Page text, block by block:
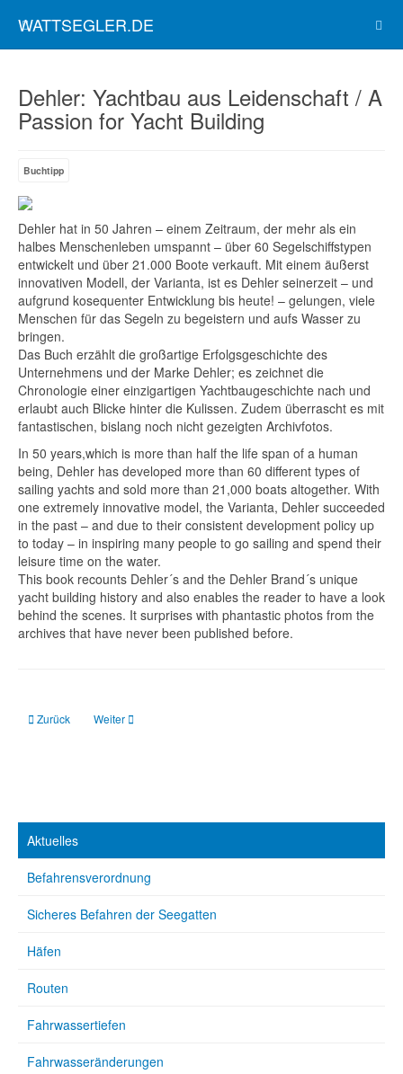
WATTSEGLER.DE
Dehler: Yachtbau aus Leidenschaft / A
Passion for Yacht Building
Buchtipp
Dehler hat in 50 Jahren – einem Zeitraum, der mehr als ein
halbes Menschenleben umspannt – über 60 Segelschiffstypen
entwickelt und über 21.000 Boote verkauft. Mit einem äußerst
innovativen Modell, der Varianta, ist es Dehler seinerzeit – und
aufgrund kosequenter Entwicklung bis heute! – gelungen, viele
Menschen für das Segeln zu begeistern und aufs Wasser zu
bringen.
Das Buch erzählt die großartige Erfolgsgeschichte des
Unternehmens und der Marke Dehler; es zeichnet die
Chronologie einer einzigartigen Yachtbaugeschichte nach und
erlaubt auch Blicke hinter die Kulissen. Zudem überrascht es mit
fantastischen, bislang noch nicht gezeigten Archivfotos.
In 50 years,which is more than half the life span of a human
being, Dehler has developed more than 60 different types of
sailing yachts and sold more than 21,000 boats altogether. With
one extremely innovative model, the Varianta, Dehler succeeded
in the past – and due to their consistent development policy up
to today – in inspiring many people to go sailing and spend their
leisure time on the water.
This book recounts Dehler´s and the Dehler Brand´s unique
yacht building history and also enables the reader to have a look
behind the scenes. It surprises with phantastic photos from the
archives that have never been published before.
Vorheriger Beitrag: … und jetzt das Wetter: Die beliebteste Minute der
Zurück Nächster Beitrag: Stressfrei Navigieren: Törns erfolgreich
Weiter
Aktuelles
Befahrensverordnung
Sicheres Befahren der Seegatten
Häfen
Routen
Fahrwassertiefen
Fahrwasseränderungen